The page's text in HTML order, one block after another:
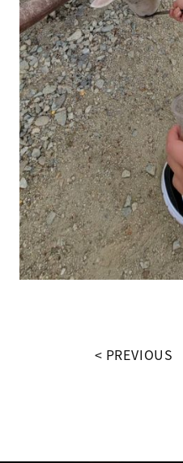
PREVIOUS